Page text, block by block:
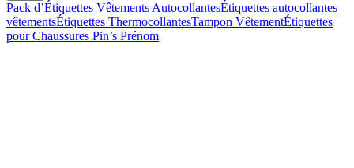
Pack d’Étiquettes Vêtements AutocollantesÉtiquettes autocollantes
vêtementsÉtiquettes ThermocollantesTampon VêtementÉtiquettes
pour Chaussures Pin’s Prénom